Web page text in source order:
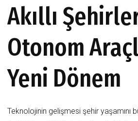
Akıllı
Otonom
Yeni Dönem
Teknolojinin gelişmesi şehir yaşamını